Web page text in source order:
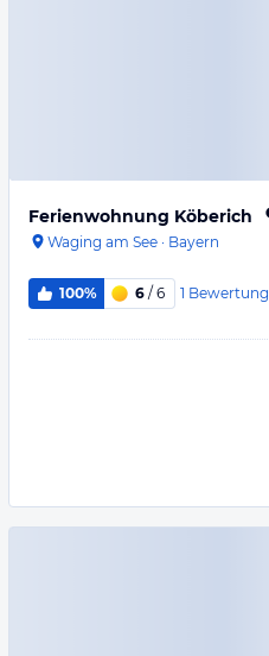
Ferienwohnung Köberich
Waging am See · Bayern
100% 6 / 6 1 Bewertung